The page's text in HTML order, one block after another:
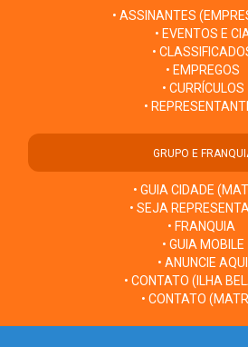
• ASSINANTES
• EVENTOS E
•
• EMPREGOS
• CURRÍCULOS
•
GRUPO E
• GUIA CIDADE
• SEJA
• FRANQUIA
• GUIA MOBILE
• ANUNCIE AQUI
• CONTATO (ILHA
• CONTATO